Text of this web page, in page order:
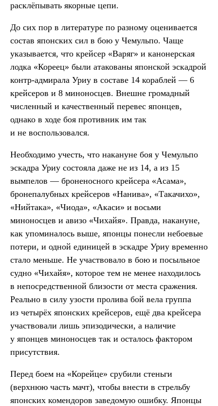
расклёпывать якорные цепи.
До сих пор в литературе по разному оценивается
состав японских сил в бою у Чемульпо. Чаще
указывается, что крейсер «Варяг» и канонерская
лодка «Кореец» были атакованы японской эскадрой
контр-адмирала Уриу в составе 14 кораблей — 6
крейсеров и 8 миноносцев. Внешне громадный
численный и качественный перевес японцев,
однако в ходе боя противник им так
и не воспользовался.
Необходимо учесть, что накануне боя у Чемульпо
эскадра Уриу состояла даже не из 14, а из 15
вымпелов — броненосного крейсера «Асама»,
бронепалубных крейсеров «Нанива», «Такачихо»,
«Нийтака», «Чиода», «Акаси» и восьми
миноносцев и авизо «Чихайя». Правда, накануне,
как упоминалось выше, японцы понесли небоевые
потери, и одной единицей в эскадре Уриу временно
стало меньше. Не участвовало в бою и посыльное
судно «Чихайя», которое тем не менее находилось
в непосредственной близости от места сражения.
Реально в силу узости пролива бой вела группа
из четырёх японских крейсеров, ещё два крейсера
участвовали лишь эпизодически, а наличие
у японцев миноносцев так и осталось фактором
присутствия.
Перед боем на «Корейце» срубили стеньги
(верхнюю часть мачт), чтобы внести в стрельбу
японских комендоров заведомую ошибку. Японцы